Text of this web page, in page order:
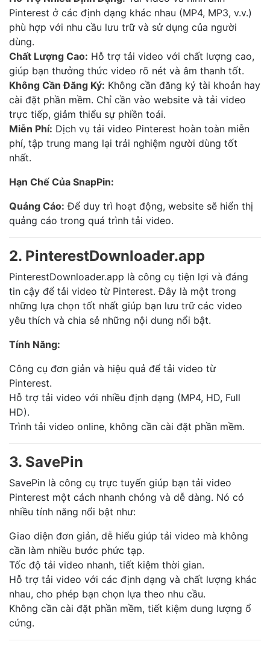
Pinterest ở các định dạng khác nhau (MP4, MP3, v.v.)
phù hợp với nhu cầu lưu trữ và sử dụng của người
dùng.
Chất Lượng Cao: Hỗ trợ tải video với chất lượng cao,
giúp bạn thưởng thức video rõ nét và âm thanh tốt.
Không Cần Đăng Ký: Không cần đăng ký tài khoản hay
cài đặt phần mềm. Chỉ cần vào website và tải video
trực tiếp, giảm thiểu sự phiền toái.
Miễn Phí: Dịch vụ tải video Pinterest hoàn toàn miễn
phí, tập trung mang lại trải nghiệm người dùng tốt
nhất.
Hạn Chế Của SnapPin:
Quảng Cáo: Để duy trì hoạt động, website sẽ hiển thị
quảng cáo trong quá trình tải video.
2. PinterestDownloader.app
PinterestDownloader.app là công cụ tiện lợi và đáng
tin cậy để tải video từ Pinterest. Đây là một trong
những lựa chọn tốt nhất giúp bạn lưu trữ các video
yêu thích và chia sẻ những nội dung nổi bật.
Tính Năng:
Công cụ đơn giản và hiệu quả để tải video từ
Pinterest.
Hỗ trợ tải video với nhiều định dạng (MP4, HD, Full
HD).
Trình tải video online, không cần cài đặt phần mềm.
3. SavePin
SavePin là công cụ trực tuyến giúp bạn tải video
Pinterest một cách nhanh chóng và dễ dàng. Nó có
nhiều tính năng nổi bật như:
Giao diện đơn giản, dễ hiểu giúp tải video mà không
cần làm nhiều bước phức tạp.
Tốc độ tải video nhanh, tiết kiệm thời gian.
Hỗ trợ tải video với các định dạng và chất lượng khác
nhau, cho phép bạn chọn lựa theo nhu cầu.
Không cần cài đặt phần mềm, tiết kiệm dung lượng ổ
cứng.